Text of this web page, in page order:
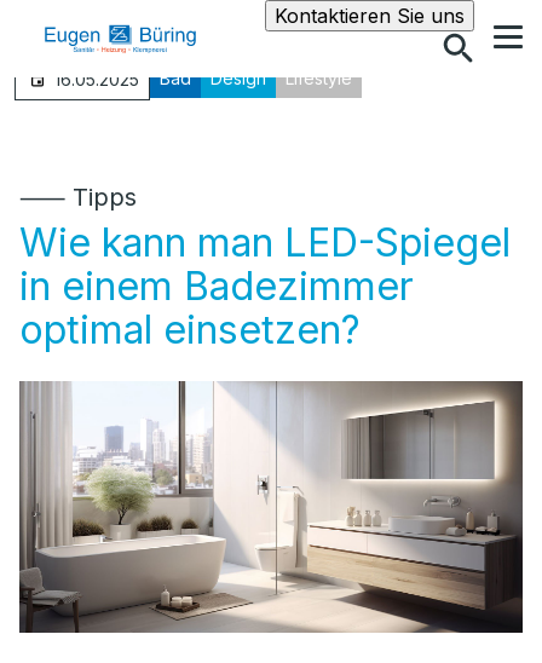
Kontaktieren Sie unsSuche
16.05.2025 Bad Design Lifestyle
⸺ Tipps
Wie kann man LED-Spiegel
in einem Badezimmer
optimal einsetzen?